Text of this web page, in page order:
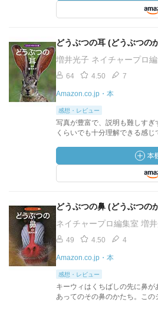
どうぶつの耳 (どうぶつの
増井光子 ネイチャープロ
64 4.50 7
Amazon.co.jp・本
感想・レビュー
写真が豊富で、説明も難しす
くらいでも十分理解できる感じ
どうぶつの鼻 (どうぶつの
ネイチャープロ編集室 増
49 4.50 4
Amazon.co.jp・本
感想・レビュー
キーウィはくちばしの先に鼻
あってのその鼻のかたち。この